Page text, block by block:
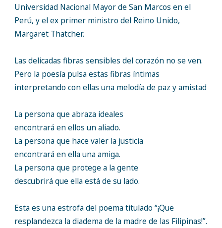
Universidad Nacional Mayor de San Marcos en el
Perú, y el ex primer ministro del Reino Unido,
Margaret Thatcher.
Las delicadas fibras sensibles del corazón no se ven.
Pero la poesía pulsa estas fibras íntimas
interpretando con ellas una melodía de paz y amistad
La persona que abraza ideales
encontrará en ellos un aliado.
La persona que hace valer la justicia
encontrará en ella una amiga.
La persona que protege a la gente
descubrirá que ella está de su lado.
Esta es una estrofa del poema titulado “¡Que
resplandezca la diadema de la madre de las Filipinas!”.